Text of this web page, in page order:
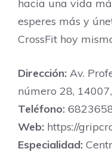
hacia una vida
esperes más y
CrossFit hoy
Dirección: Av.
número 28,
Teléfono:
Web: https://
Especialidad: